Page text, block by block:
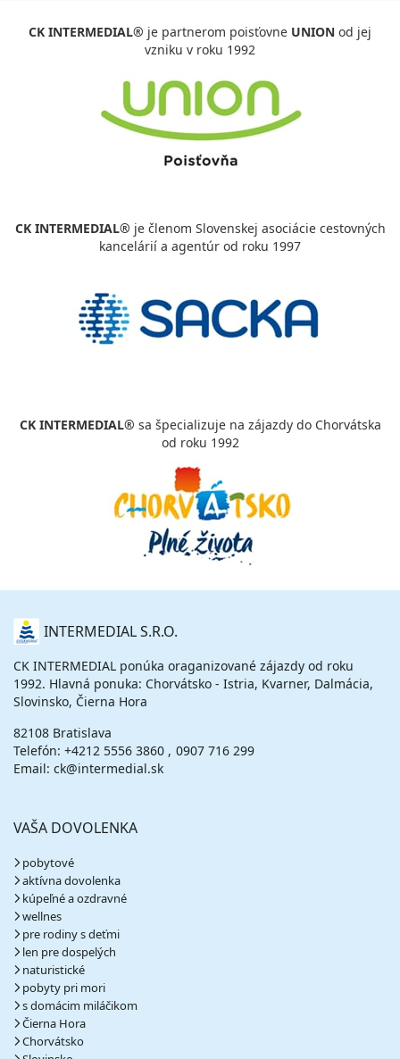
CK INTERMEDIAL® je partnerom poisťovne UNION od jej
vzniku v roku 1992
CK INTERMEDIAL® je členom Slovenskej asociácie cestovných
kancelárií a agentúr od roku 1997
CK INTERMEDIAL® sa špecializuje na zájazdy do Chorvátska
od roku 1992
O
NÁS INTERMEDIAL S.R.O.
CK INTERMEDIAL ponúka oraganizované zájazdy od roku
1992. Hlavná ponuka: Chorvátsko - Istria, Kvarner, Dalmácia,
Slovinsko, Čierna Hora
82108 Bratislava
Telefón: +4212 5556 3860
0907 716 299
Email: ck@intermedial.sk
VAŠA DOVOLENKA
pobytové
aktívna dovolenka
kúpeľné a ozdravné
wellnes
pre rodiny s deťmi
len pre dospelých
naturistické
pobyty pri mori
s domácim miláčikom
Čierna Hora
Chorvátsko